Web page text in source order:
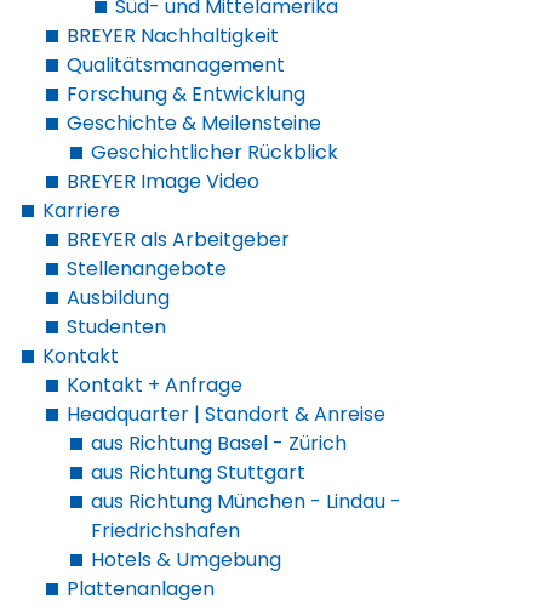
Süd- und Mittelamerika
BREYER Nachhaltigkeit
Qualitätsmanagement
Forschung & Entwicklung
Geschichte & Meilensteine
Geschichtlicher Rückblick
BREYER Image Video
Karriere
BREYER als Arbeitgeber
Stellenangebote
Ausbildung
Studenten
Kontakt
Kontakt + Anfrage
Headquarter | Standort & Anreise
aus Richtung Basel - Zürich
aus Richtung Stuttgart
aus Richtung München - Lindau -
Friedrichshafen
Hotels & Umgebung
Plattenanlagen